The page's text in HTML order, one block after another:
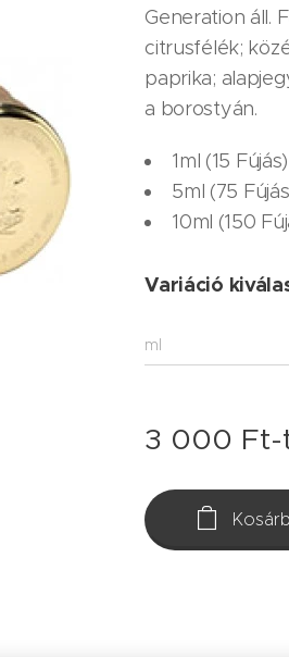
Generation áll.
citrusfélék;
paprika;
a borostyán.
1ml (15 Fújás)
5ml (75
10ml (150
Variáció
ml
3 000 Ft